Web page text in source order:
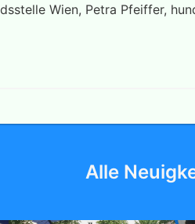
Wien, Petra Pfeiffer,
Alle